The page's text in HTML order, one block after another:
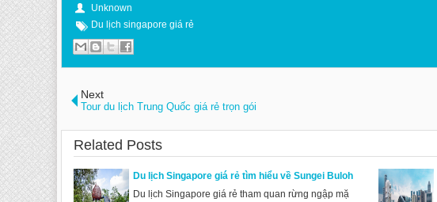
Unknown
Du lịch singapore giá rẻ
Next
Tour du lịch Trung Quốc giá rẻ trọn gói
Related Posts
Du lịch Singapore giá rẻ tìm hiểu về Sungei Buloh
Du lịch Singapore giá rẻ tham quan rừng ngập mặ